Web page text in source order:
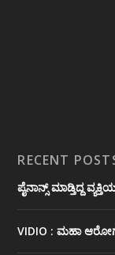
RECENT
ಪೈನಾನ್ಸ್ ಮಾಡ್ತಿದ್ದ
VIDIO : ಮಹಾ